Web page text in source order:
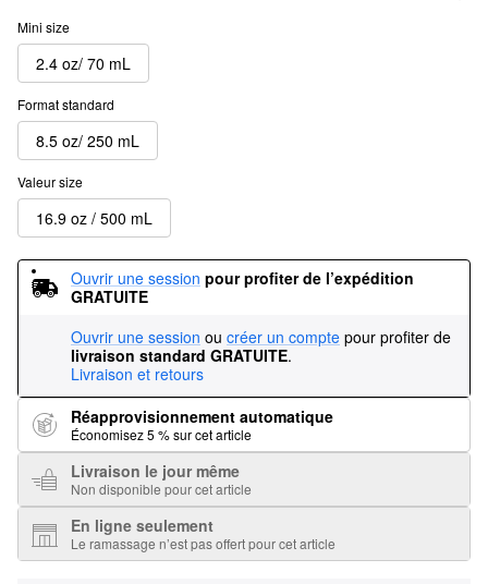
Mini size
2.4 oz/ 70 mL
Format standard
8.5 oz/ 250 mL
Valeur size
16.9 oz / 500 mL
Ouvrir une session pour profiter de l’expédition
GRATUITE
Ouvrir une session ou créer un compte pour profiter de
livraison standard GRATUITE.
Livraison et retours
Réapprovisionnement automatique
Économisez 5 % sur cet article
Livraison le jour même
Non disponible pour cet article
En ligne seulement
Le ramassage n’est pas offert pour cet article